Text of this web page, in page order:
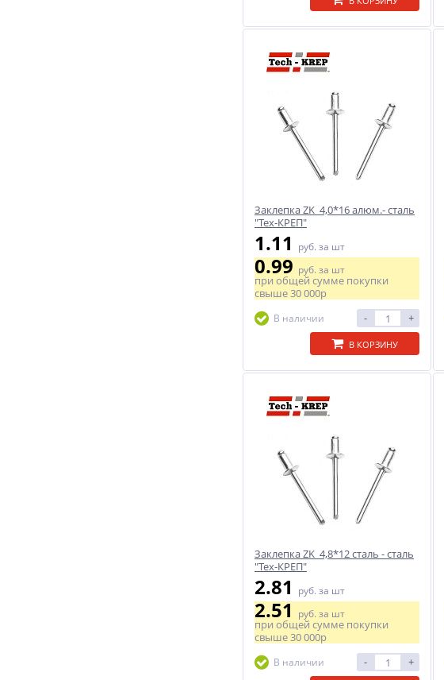
Заклепка ZK 4,0*16 алюм.- сталь
"Тех-КРЕП"
1.11 руб. за шт
0.99руб. за шт
при общей сумме покупки
свыше30 000р
В наличии - +
В КОРЗИНУ
Заклепка ZK 4,8*12 сталь - сталь
"Тех-КРЕП"
2.81 руб. за шт
2.51руб. за шт
при общей сумме покупки
свыше30 000р
В наличии - +